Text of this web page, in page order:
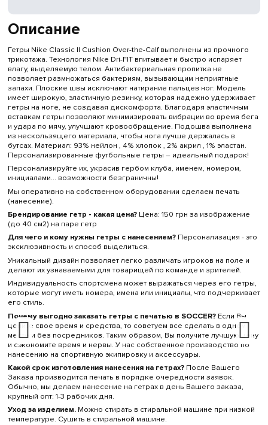
Описание
Гетры Nike Classic II Cushion Over-the-Calf выполнены из прочного
трикотажа. Технология Nike Dri-FIT впитывает и быстро испаряет
влагу, выделяемую телом. Антибактериальная пропитка не
позволяет размножаться бактериям, вызывающим неприятные
запахи. Плоские швы исключают натирание пальцев ног. Модель
имеет широкую, эластичную резинку, которая надежно удерживает
гетры на ноге, не создавая дискомфорта. Благодаря эластичным
вставкам гетры позволяют минимизировать вибрации во время бега
и удара по мячу, улучшают кровообращение. Подошва выполнена
из нескользящего материала, чтобы нога лучше держалась в
бутсах. Материал: 93% нейлон , 4% хлопок , 2% акрил , 1% эластан.
Персонализированные футбольные гетры – идеальный подарок!
Персонализируйте их, украсив гербом клуба, именем, номером,
инициалами... возможности безграничны!
Мы оперативно на собственном оборудовании сделаем печать
(нанесение).
Брендирование гетр - какая цена?Цена: 150 грн за изображение
(до 40 см2) на паре гетр
Для чего и кому нужны гетры с нанесением?Персонализация - это
эксклюзивность и способ выделиться.
Уникальный дизайн позволяет легко различать игроков на поле и
делают их узнаваемыми для товарищей по команде и зрителей.
Индивидуальность спортсмена может выражаться через его гетры,
которые могут иметь номера, имена или инициалы, что подчеркивает
его стиль.
Почему выгодно заказать гетры с печатью в SOCCER?Если Вы
цените свое время и средства, то советуем все сделать в одном
месте и без посредников. Таким образом, Вы получите лучшую цену
и сэкономите время и нервы. У нас собственное производство по
нанесению на спортивную экипировку и аксессуары.
Какой срок изготовления нанесения на гетрах?После Вашего
Заказа производится печать в порядке очередности заявок.
Обычно, мы делаем нанесение на гетрах в день Вашего заказа,
крупный опт: 1-3 рабочих дня.
Уход за изделием. Можно стирать в стиральной машине при низкой
температуре. Сушить в стиральной машине.